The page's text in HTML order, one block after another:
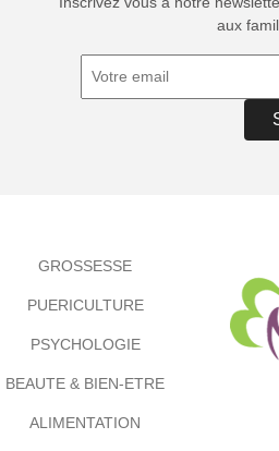
aux
GROSSESSE
PUERICULTURE
PSYCHOLOGIE
BEAUTE & BIEN-ETRE
ALIMENTATION